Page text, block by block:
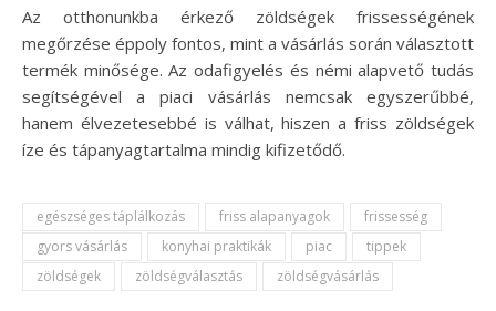
Az otthonunkba érkező zöldségek frissességének
megőrzése éppoly fontos, mint a vásárlás során választott
termék minősége. Az odafigyelés és némi alapvető tudás
segítségével a piaci vásárlás nemcsak egyszerűbbé,
hanem élvezetesebbé is válhat, hiszen a friss zöldségek
íze és tápanyagtartalma mindig kifizetődő.
egészséges táplálkozás friss alapanyagok
frissesség
gyors vásárlás
konyhai praktikák piac
tippek
zöldségek
zöldségválasztás zöldségvásárlás